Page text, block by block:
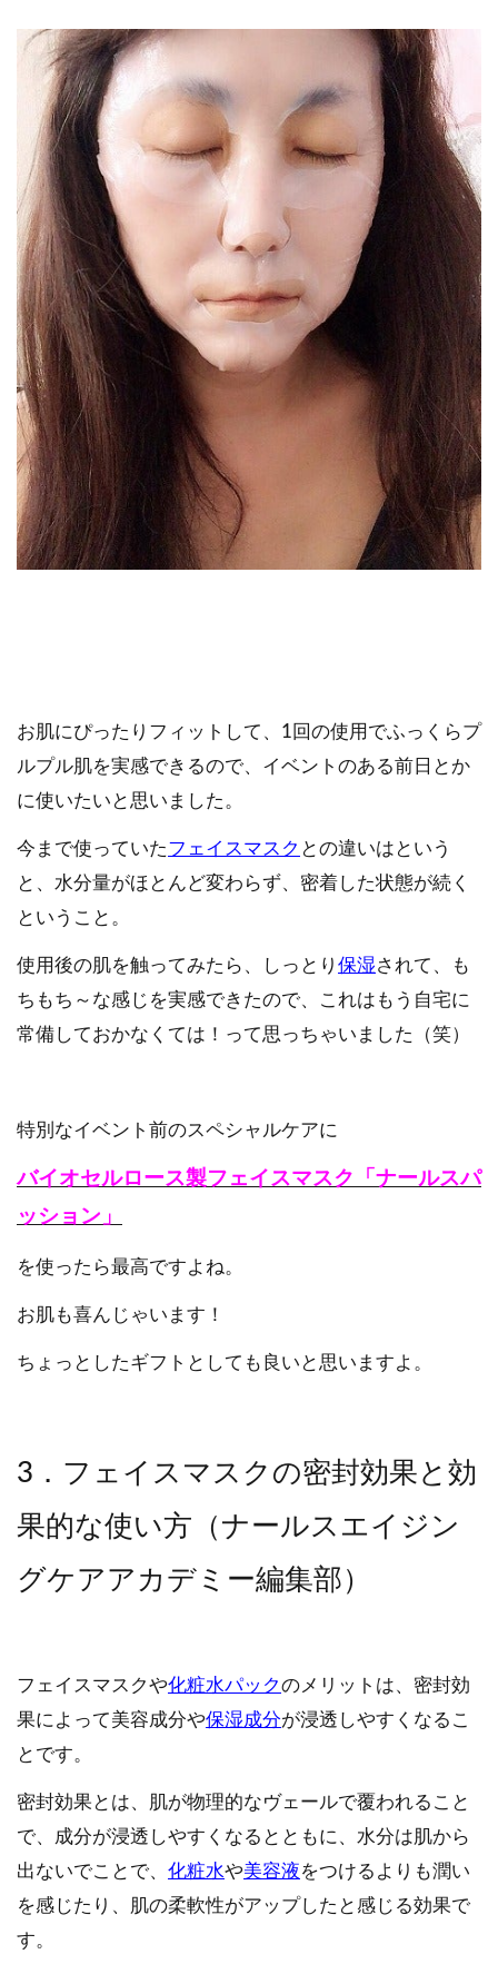
お肌にぴったりフィットして、1回の使用でふっくらプ
ルプル肌を実感できるので、イベントのある前日とか
に使いたいと思いました。
今まで使っていたフェイスマスク との違いはという
と、水分量がほとんど変わらず、密着した状態が続く
ということ。
使用後の肌を触ってみたら、しっとり 保湿されて、も
ちもち～な感じを実感できたので、これはもう自宅に
常備しておかなくては！って思っちゃいました（笑）
特別なイベント前のスペシャルケアに
バイオセルロース製フェイスマスク「ナールスパ
ッション」
を使ったら最高ですよね。
お肌も喜んじゃいます！
ちょっとしたギフトとしても良いと思いますよ。
3．フェイスマスクの密封効果と効
果的な使い方（ナールスエイジン
グケアアカデミー編集部）
フェイスマスクや化粧水パックのメリットは、密封効
果によって美容成分や保湿成分が浸透しやすくなるこ
とです。
密封効果とは、肌が物理的なヴェールで覆われること
で、成分が浸透しやすくなるとともに、水分は肌から
出ないでことで、 化粧水や美容液をつけるよりも潤い
を感じたり、肌の柔軟性がアップしたと感じる効果で
す。